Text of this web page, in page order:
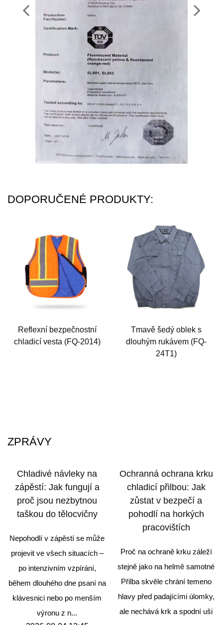
DOPORUČENÉ PRODUKTY:
Reflexní bezpečnostní
chladicí vesta (FQ-2014)
Tmavě šedý oblek s
dlouhým rukávem (FQ-
24T1)
ZPRÁVY
Chladivé návleky na
zápěstí: Jak fungují a
proč jsou nezbytnou
taškou do tělocvičny
Nepohodlí v zápěstí se může
projevit ve všech situacích –
po intenzivním vzpírání,
během dlouhého dne psaní na
klávesnici nebo po menším
výronu z n...
Ochranná ochrana krku
chladicí přilbou: Jak
zůstat v bezpečí a
pohodlí na horkých
pracovištích
Proč na ochraně krku záleží
stejně jako na helmě samotné
Přilba skvěle chrání temeno
hlavy před padajícími úlomky,
ale nechává krk a spodní uši